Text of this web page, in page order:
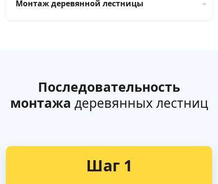
Монтаж деревянной лестницы
Последовательность
монтажа деревянных лестниц
Шаг 1